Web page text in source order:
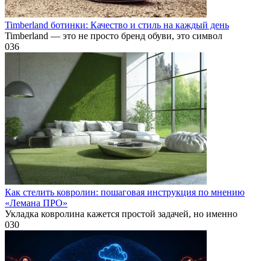
Timberland ботинки: Качество и стиль на каждый день
Timberland — это не просто бренд обуви, это символ
036
Как стелить ковролин: пошаговая инструкция по мнению
«Лемана ПРО»
Укладка ковролина кажется простой задачей, но именно
030